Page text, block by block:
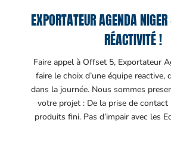
EXPORTATEUR AGENDA
RÉACTIVITÉ !
Faire appel à Offset 5, Exportateur
faire le choix d’une équipe reactive,
dans la journée. Nous sommes
votre projet : De la prise de contact
produits fini. Pas d’impair avec les